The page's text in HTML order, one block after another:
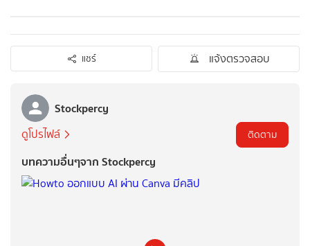
แชร์ แจ้งตรวจสอบ
Stockpercy
ดูโปรไฟล์ ติดตาม
บทความอื่นๆจาก Stockpercy